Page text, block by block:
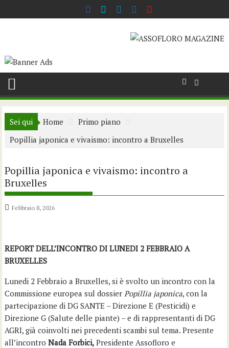
to
Sei qui Home
Primo piano
Popillia japonica e vivaismo: incontro a Bruxelles
Popillia japonica e vivaismo: incontro a
Bruxelles
Febbraio 8, 2026
REPORT DELL’INCONTRO DI LUNEDI 2 FEBBRAIO A
BRUXELLES
Lunedi 2 Febbraio a Bruxelles, si è svolto un incontro con la
Commissione europea sul dossierPopillia japonica, con la
partecipazione di DG SANTE – Direzione E (Pesticidi) e
Direzione G (Salute delle piante) – e di rappresentanti di DG
AGRI, già coinvolti nei precedenti scambi sul tema. Presente
all’incontroNada Forbici, Presidente Assofloro e